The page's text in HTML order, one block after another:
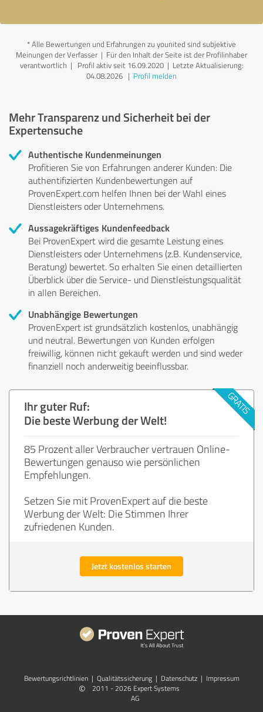
*Alle Bewertungen und Erfahrungen zu younited sind subjektive
Meinungen der Verfasser | Für den Inhalt der Seite ist der Profilinhaber
verantwortlich | Profil aktiv seit 16.09.2020 | Letzte Aktualisierung:
04.08.2026 | Profil melden
Mehr Transparenz und Sicherheit bei der
Expertensuche
Authentische Kundenmeinungen
Profitieren Sie von Erfahrungen anderer Kunden: Die
authentifizierten Kundenbewertungen auf
ProvenExpert.com helfen Ihnen bei der Wahl eines
Dienstleisters oder Unternehmens.
Aussagekräftiges Kundenfeedback
Bei ProvenExpert wird die gesamte Leistung eines
Dienstleisters oder Unternehmens (z.B. Kundenservice,
Beratung) bewertet. So erhalten Sie einen detaillierten
Überblick über die Service- und Dienstleistungsqualität
in allen Bereichen.
Unabhängige Bewertungen
ProvenExpert ist grundsätzlich kostenlos, unabhängig
und neutral. Bewertungen von Kunden erfolgen
freiwillig, können nicht gekauft werden und sind weder
finanziell noch anderweitig beeinflussbar.
Ihr guter Ruf:
Die beste Werbung der Welt!
85 Prozent aller Verbraucher vertrauen Online-
Bewertungen genauso wie persönlichen
Empfehlungen.
Setzen Sie mit ProvenExpert auf die beste
Werbung der Welt: Die Stimmen Ihrer
zufriedenen Kunden.
Jetzt kostenlos starten
Bewertungs­richtlinien | Qualitätssicherung | Datenschutz | Impressum
©
2011 - 2026 Expert Systems
AG